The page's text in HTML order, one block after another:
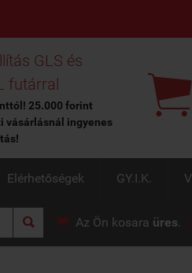
GLS és
futárral
25.000 forint
vásárlásnál ingyenes

Elérhetőségek GY.I.K.
  Az Ön kosara üres.